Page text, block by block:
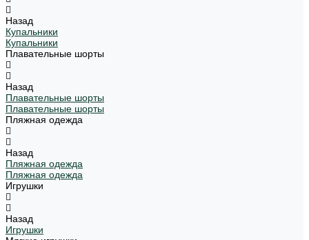
Назад
Купальники
Купальники
Плавательные шорты
Назад
Плавательные шорты
Плавательные шорты
Пляжная одежда
Назад
Пляжная одежда
Пляжная одежда
Игрушки
Назад
Игрушки